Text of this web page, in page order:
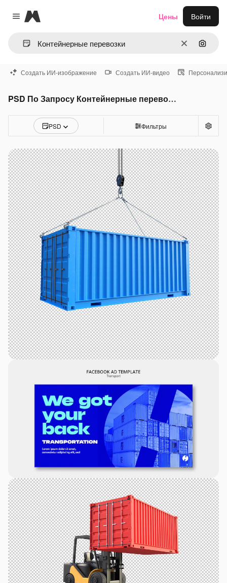
Close menu
Magnific
ОчиститьПоиск
Цены Войти
Создать ИИ-изображение Создать ИИ-видео
PSD По Запросу Контейнерные перевозки
PSD Фильтры